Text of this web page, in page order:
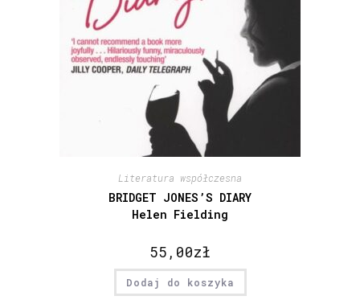
Literatura współczesna
BRIDGET JONES’S DIARY
Helen Fielding
55,00zł
Dodaj do koszyka